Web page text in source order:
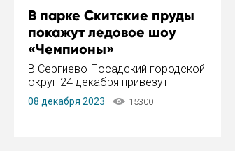
В парке Скитские пруды
покажут ледовое шоу
«Чемпионы»
В Сергиево-Посадский городской
округ 24 декабря привезут
ледовый тур «Чемпионы»
заслуженного мастера спорта,
08 декабря 2023 15300